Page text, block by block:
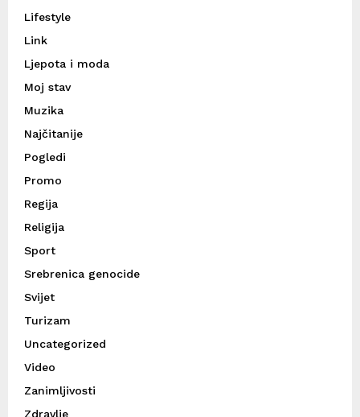
Lifestyle
Link
Ljepota i moda
Moj stav
Muzika
Najčitanije
Pogledi
Promo
Regija
Religija
Sport
Srebrenica genocide
Svijet
Turizam
Uncategorized
Video
Zanimljivosti
Zdravlje